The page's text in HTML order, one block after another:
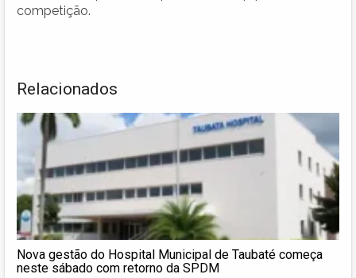
competição.
Relacionados
Nova gestão do Hospital Municipal de Taubaté começa
neste sábado com retorno da SPDM